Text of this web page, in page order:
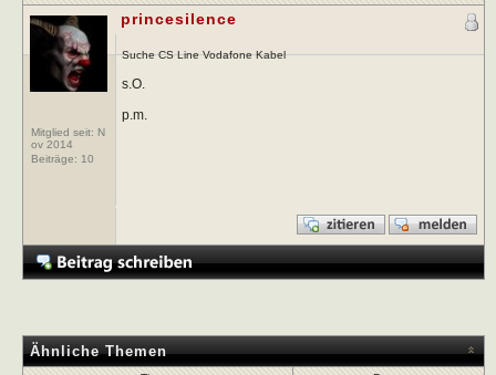
Mitglied seit: N
ov 2014
Beiträge: 10
princesilence
Suche CS Line Vodafone Kabel
s.O.
p.m.
Ähnliche Themen